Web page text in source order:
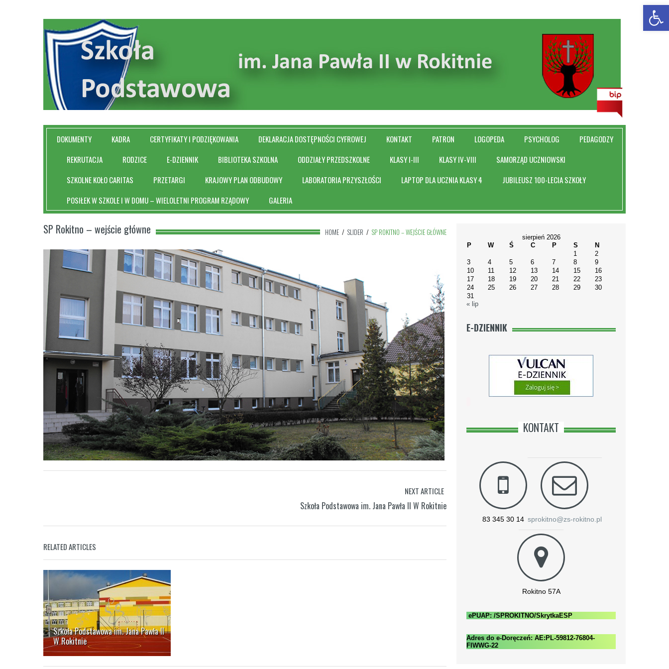
DOKUMENTY KADRA CERTYFIKATY I PODZIĘKOWANIA DEKLARACJA DOSTĘPNOŚCI CYFROWEJ KONTAKT PATRON LOGOPEDA PSYCHOLOG
PEDAGODZY
REKRUTACJA
RODZICE E-DZIENNIK BIBLIOTEKA SZKOLNA ODDZIAŁY PRZEDSZKOLNE KLASY I-III KLASY IV-VIII
SAMORZĄD UCZNIOWSKI
SZKOLNE KOŁO CARITAS
PRZETARGI KRAJOWY PLAN ODBUDOWY LABORATORIA PRZYSZŁOŚCI LAPTOP DLA UCZNIA KLASY 4
JUBILEUSZ 100-LECIA SZKOŁY
POSIŁEK W SZKOLE I W DOMU – WIELOLETNI PROGRAM RZĄDOWY
GALERIA
HOME / SLIDER / SP ROKITNO – WEJŚCIE GŁÓWNE
SP Rokitno – wejście główne
NEXT ARTICLE
Szkoła Podstawowa im. Jana Pawła II W Rokitnie
RELATED ARTICLES
Szkoła Podstawowa im. Jana Pawła II
W Rokitnie
sierpień 2026
P
W Ś C P S
N
1
2
3
4 5 6 7 8
9
10
11 12 13 14 15
16
17
18 19 20 21 22
23
24
25 26 27 28 29
30
31
« lip
E-DZIENNIK
KONTAKT
83 345 30 14 sprokitno@zs-rokitno.pl
Rokitno 57A
ePUAP: /SPROKITNO/SkrytkaESP
Adres do e-Doręczeń: AE:PL-59812-76804-
FIWWG-22